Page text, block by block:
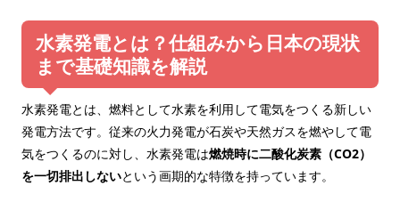
水素発電とは？仕組みから日本の現状
まで基礎知識を解説
水素発電とは、燃料として水素を利用して電気をつくる新しい
発電方法です。従来の火力発電が石炭や天然ガスを燃やして電
気をつくるのに対し、水素発電は燃焼時に二酸化炭素（CO2）
を一切排出しないという画期的な特徴を持っています。